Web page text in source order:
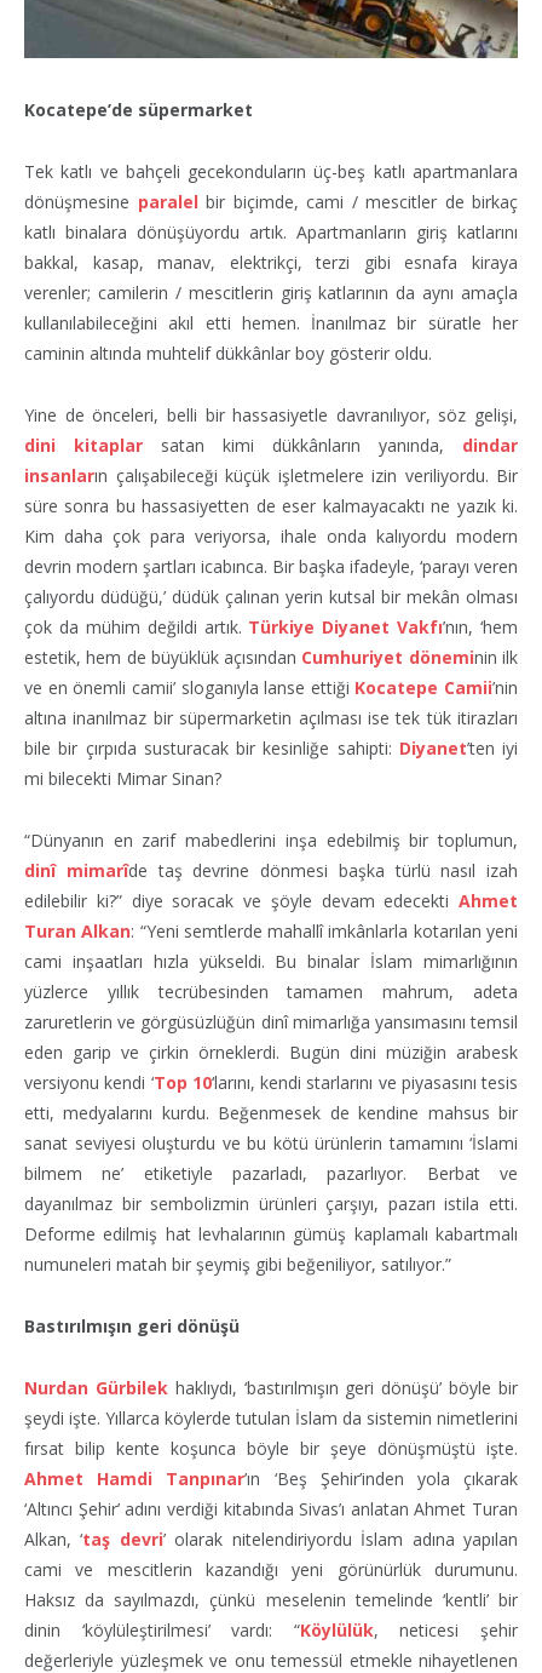
Kocatepe’de süpermarket
Tek katlı ve bahçeli gecekonduların üç-beş katlı apartmanlara
dönüşmesine paralel bir biçimde, cami / mescitler de birkaç
katlı binalara dönüşüyordu artık. Apartmanların giriş katlarını
bakkal, kasap, manav, elektrikçi, terzi gibi esnafa kiraya
verenler; camilerin / mescitlerin giriş katlarının da aynı amaçla
kullanılabileceğini akıl etti hemen. İnanılmaz bir süratle her
caminin altında muhtelif dükkânlar boy gösterir oldu.
Yine de önceleri, belli bir hassasiyetle davranılıyor, söz gelişi,
dini kitaplar satan kimi dükkânların yanında, dindar
insanların çalışabileceği küçük işletmelere izin veriliyordu. Bir
süre sonra bu hassasiyetten de eser kalmayacaktı ne yazık ki.
Kim daha çok para veriyorsa, ihale onda kalıyordu modern
devrin modern şartları icabınca. Bir başka ifadeyle, ‘parayı veren
çalıyordu düdüğü,’ düdük çalınan yerin kutsal bir mekân olması
çok da mühim değildi artık. Türkiye Diyanet Vakfı’nın, ‘hem
estetik, hem de büyüklük açısından Cumhuriyet döneminin ilk
ve en önemli camii’ sloganıyla lanse ettiği Kocatepe Camii’nin
altına inanılmaz bir süpermarketin açılması ise tek tük itirazları
bile bir çırpıda susturacak bir kesinliğe sahipti: Diyanet’ten iyi
mi bilecekti Mimar Sinan?
“Dünyanın en zarif mabedlerini inşa edebilmiş bir toplumun,
dinî mimarîde taş devrine dönmesi başka türlü nasıl izah
edilebilir ki?” diye soracak ve şöyle devam edecekti Ahmet
Turan Alkan: “Yeni semtlerde mahallî imkânlarla kotarılan yeni
cami inşaatları hızla yükseldi. Bu binalar İslam mimarlığının
yüzlerce yıllık tecrübesinden tamamen mahrum, adeta
zaruretlerin ve görgüsüzlüğün dinî mimarlığa yansımasını temsil
eden garip ve çirkin örneklerdi. Bugün dini müziğin arabesk
versiyonu kendi ‘Top 10‘larını, kendi starlarını ve piyasasını tesis
etti, medyalarını kurdu. Beğenmesek de kendine mahsus bir
sanat seviyesi oluşturdu ve bu kötü ürünlerin tamamını ‘İslami
bilmem ne’ etiketiyle pazarladı, pazarlıyor. Berbat ve
dayanılmaz bir sembolizmin ürünleri çarşıyı, pazarı istila etti.
Deforme edilmiş hat levhalarının gümüş kaplamalı kabartmalı
numuneleri matah bir şeymiş gibi beğeniliyor, satılıyor.”
Bastırılmışın geri dönüşü
Nurdan Gürbilekhaklıydı, ‘bastırılmışın geri dönüşü’ böyle bir
şeydi işte. Yıllarca köylerde tutulan İslam da sistemin nimetlerini
fırsat bilip kente koşunca böyle bir şeye dönüşmüştü işte.
Ahmet Hamdi Tanpınar’ın ‘Beş Şehir’inden yola çıkarak
‘Altıncı Şehir’ adını verdiği kitabında Sivas’ı anlatan Ahmet Turan
Alkan, ‘taş devri’ olarak nitelendiriyordu İslam adına yapılan
cami ve mescitlerin kazandığı yeni görünürlük durumunu.
Haksız da sayılmazdı, çünkü meselenin temelinde ‘kentli’ bir
dinin ‘köylüleştirilmesi’ vardı: “Köylülük, neticesi şehir
değerleriyle yüzleşmek ve onu temessül etmekle nihayetlenen